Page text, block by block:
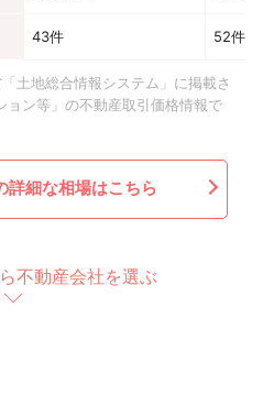
43件 52件
土地総合情報システム」に掲載さ
ョン等」の不動産取引価格情報で
詳細な相場はこちら
不動産会社を選ぶ